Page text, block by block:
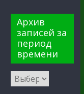
Архив
записей за
период
времени